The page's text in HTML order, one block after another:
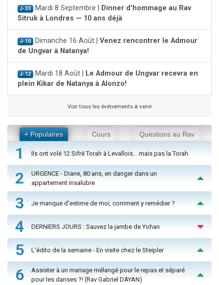
J-33 Mardi 8 Septembre |
Dinner d'hommage au Rav
Sitruk à Londres — 10 ans déjà
J-10 Dimanche 16 Août | Venez rencontrer le Admour
de Ungvar à Natanya!
J-12 Mardi 18 Août |
Le Admour de Ungvar recevra en
plein Kikar de Natanya à Alonzo!
Voir tous les événements à venir
+ Populaires Cours Questions au Rav
1 Ils ont volé 12 Sifré Torah à Levallois… mais pas la Torah
2
URGENCE - Diane, 80 ans, en danger dans un
appartement insalubre
3 Je manque d'estime de moi, comment y remédier ?
4 DERNIERS JOURS : Sauvez la jambe de Yohan
5 L'édito de la semaine - En visite chez le Steipler
6
Assister à un mariage mélangé pour le repas et séparé
pour les danses ?! (Rav Gabriel DAYAN)